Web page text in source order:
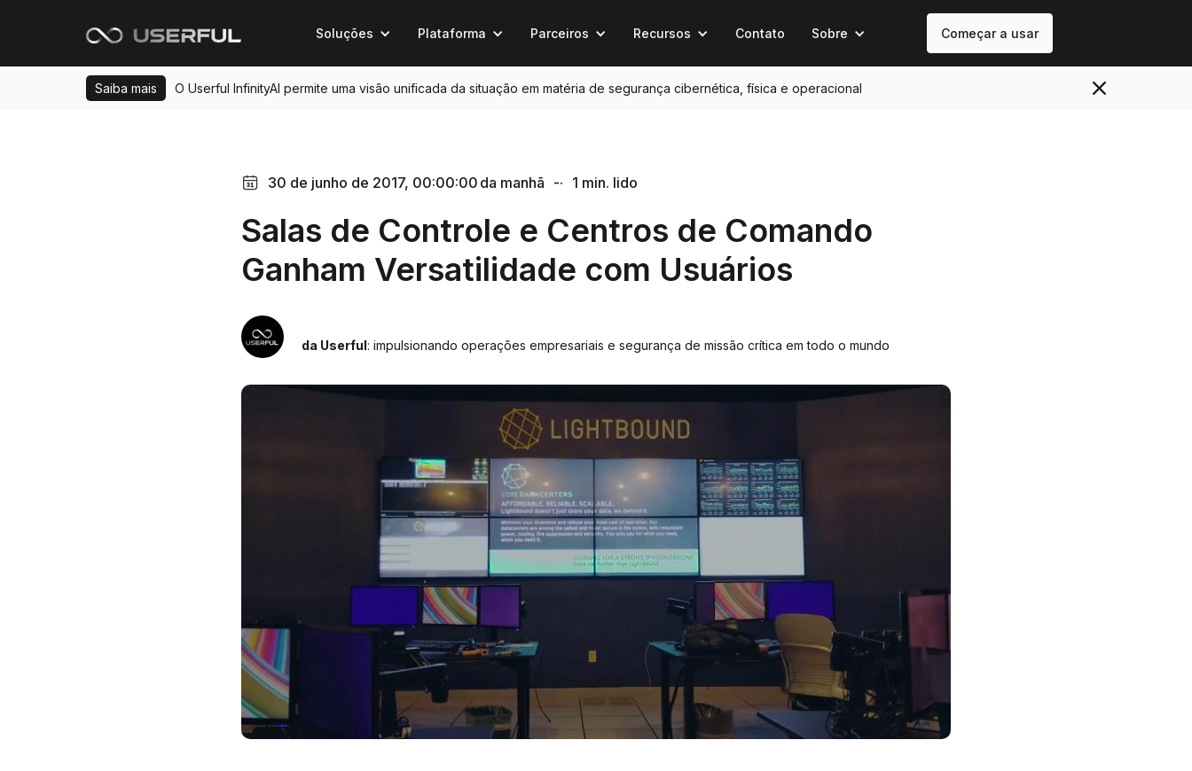
Soluções Plataforma Parceiros Recursos Contato Sobre Começar a usar
Saiba mais O Userful InfinityAI permite uma visão unificada da situação em matéria de segurança cibernética, física e operacional
30 de junho de 2017, 00:00:00 da manhã -· 1 min. lido
Salas de Controle e Centros de Comando
Ganham Versatilidade com Usuários
da Userful: impulsionando operações empresariais e segurança de missão crítica em todo o mundo